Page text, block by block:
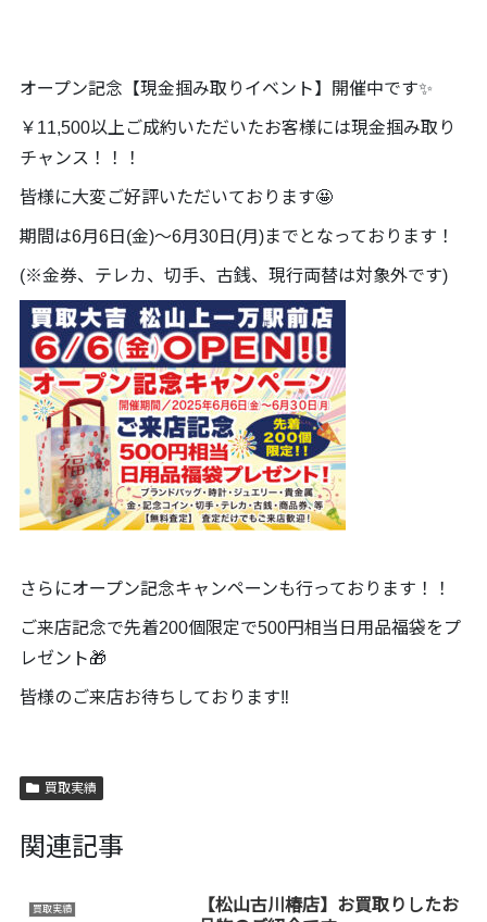
オープン記念【現金掴み取りイベント】開催中です✨
￥11,500以上ご成約いただいたお客様には現金掴み取り
チャンス！！！
皆様に大変ご好評いただいております🤩
期間は6月6日(金)～6月30日(月)までとなっております！
(※金券、テレカ、切手、古銭、現行両替は対象外です)
さらにオープン記念キャンペーンも行っております！！
ご来店記念で先着200個限定で500円相当日用品福袋をプ
レゼント🎁
皆様のご来店お待ちしております‼️
買取実績
関連記事
買取実績
【松山古川椿店】お買取りしたお